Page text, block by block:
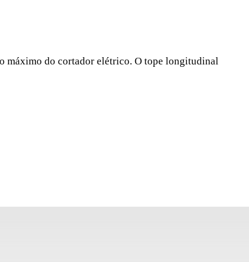
DS/DX
máximo do cortador elétrico. O tope longitudinal